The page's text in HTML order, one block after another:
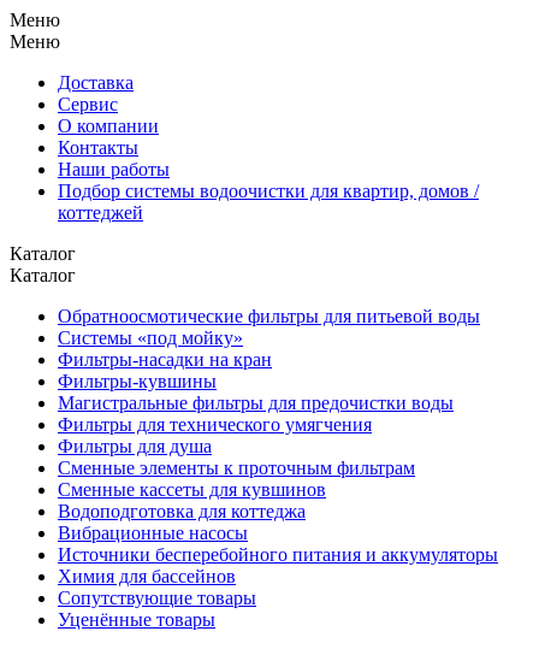
Меню
Меню
Доставка
Сервис
О компании
Контакты
Наши работы
Подбор системы водоочистки для квартир, домов /
коттеджей
Каталог
Каталог
Обратноосмотические фильтры для питьевой воды
Системы «под мойку»
Фильтры-насадки на кран
Фильтры-кувшины
Магистральные фильтры для предочистки воды
Фильтры для технического умягчения
Фильтры для душа
Сменные элементы к проточным фильтрам
Сменные кассеты для кувшинов
Водоподготовка для коттеджа
Вибрационные насосы
Источники бесперебойного питания и аккумуляторы
Химия для бассейнов
Сопутствующие товары
Уценённые товары